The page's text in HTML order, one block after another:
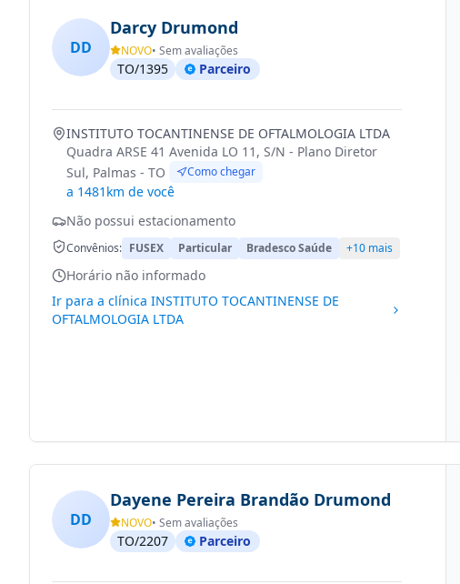
DD
Darcy Drumond
NOVO• Sem avaliações
TO/1395 Parceiro
INSTITUTO TOCANTINENSE DE OFTALMOLOGIA LTDA
Quadra ARSE 41 Avenida LO 11, S/N - Plano Diretor
Sul, Palmas - TO
Como chegar
a 1481km de você
Não possui estacionamento
Convênios: FUSEX Particular Bradesco Saúde +10 mais
Horário não informado
Ir para a clínica INSTITUTO TOCANTINENSE DE
OFTALMOLOGIA LTDA
DD
Dayene Pereira Brandão Drumond
NOVO• Sem avaliações
TO/2207 Parceiro